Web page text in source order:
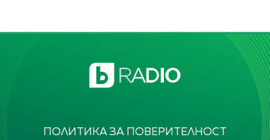
ПОЛИТИКА ЗА ПОВЕРИТЕЛНОСТ